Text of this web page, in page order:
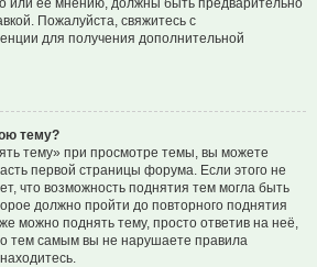
Пожалуйста, свяжитесь с
для получения дополнительной
тему?
тему» при просмотре темы, вы можете
первой страницы форума. Если этого не
что возможность поднятия тем могла быть
должно пройти до повторного поднятия
можно поднять тему, просто ответив на неё,
тем самым вы не нарушаете правила